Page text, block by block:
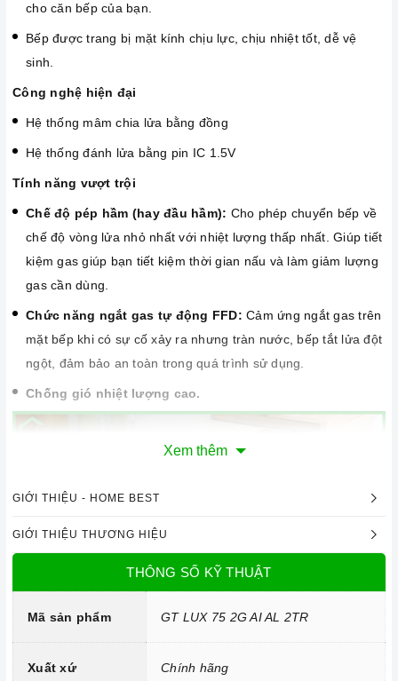
cho căn bếp của bạn.
Bếp được trang bị mặt kính chịu lực, chịu nhiệt tốt, dễ vệ
sinh.
Công nghệ hiện đại
Hệ thống mâm chia lửa bằng đồng
Hệ thống đánh lửa bằng pin IC 1.5V
Tính năng vượt trội
Chế độ pép hầm (hay đầu hầm): Cho phép chuyển bếp về
chế độ vòng lửa nhỏ nhất với nhiệt lượng thấp nhất. Giúp tiết
kiệm gas giúp bạn tiết kiệm thời gian nấu và làm giảm lượng
gas cần dùng.
Chức năng ngắt gas tự động FFD: Cảm ứng ngắt gas trên
mặt bếp khi có sự cố xảy ra nhưng tràn nước, bếp tắt lửa đột
ngột, đảm bảo an toàn trong quá trình sử dụng.
Chống gió nhiệt lượng cao.
Ảnh minh họa
2. Một số lưu ý khi sử dụng sản phẩm
Xem thêm
GIỚI THIỆU - HOME BEST
GIỚI THIỆU THƯƠNG HIỆU
THÔNG SỐ KỸ THUẬT
Mã sản phẩm GT LUX 75 2G AI AL 2TR
Xuất xứ Chính hãng